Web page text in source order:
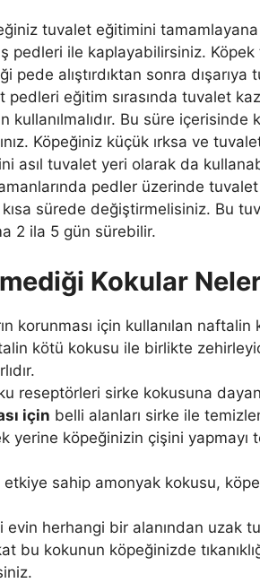
tuvalet eğitimini tamamlayana
çiş pedleri ile kaplayabilirsiniz.
pede alıştırdıktan sonra dışarıya
eğitim sırasında tuvalet
kullanılmalıdır. Bu süre
Köpeğiniz küçük ırksa ve
asıl tuvalet yeri olarak da
pedler üzerinde tuvalet
sürede değiştirmelisiniz. Bu
2 ila 5 gün sürebilir.
Kokular
korunması için kullanılan
kötü kokusu ile birlikte
reseptörleri sirke kokusuna
için belli alanları sirke ile
yerine köpeğinizin çişini yapmayı
etkiye sahip amonyak kokusu,
evin herhangi bir alanından uzak
bu kokunun köpeğinizde